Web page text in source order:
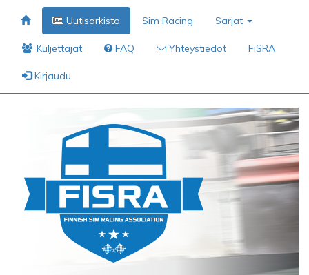
Uutisarkisto Sim Racing Sarjat
Kuljettajat FAQ Yhteystiedot FiSRA
Kirjaudu